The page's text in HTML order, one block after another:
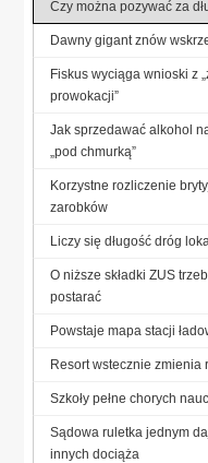
Czy można pozywać za
Dawny gigant znów
Fiskus wyciąga wnioski z
prowokacji”
Jak sprzedawać alkohol
„pod chmurką”
Korzystne rozliczenie
zarobków
Liczy się długość dróg
O niższe składki ZUS
postarać
Powstaje mapa stacji
Resort wstecznie zmienia
Szkoły pełne chorych
Sądowa ruletka jednym
innych dociąża